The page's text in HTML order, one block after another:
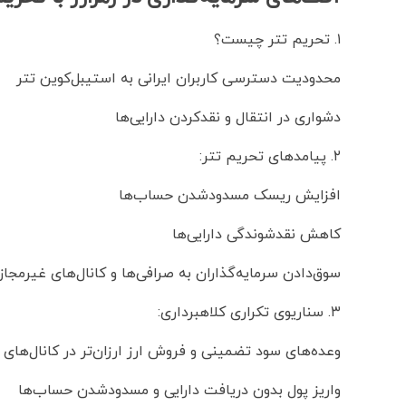
۱. تحریم تتر چیست؟
محدودیت دسترسی کاربران ایرانی به استیبل‌کوین تتر
دشواری در انتقال و نقدکردن دارایی‌ها
۲. پیامدهای تحریم تتر:
افزایش ریسک مسدودشدن حساب‌ها
کاهش نقدشوندگی دارایی‌ها
سوق‌دادن سرمایه‌گذاران به صرافی‌ها و کانال‌های غیرمجاز
۳. سناریوی تکراری کلاهبرداری:
وعده‌های سود تضمینی و فروش ارز ارزان‌تر در کانال‌های
واریز پول بدون دریافت دارایی و مسدودشدن حساب‌ها